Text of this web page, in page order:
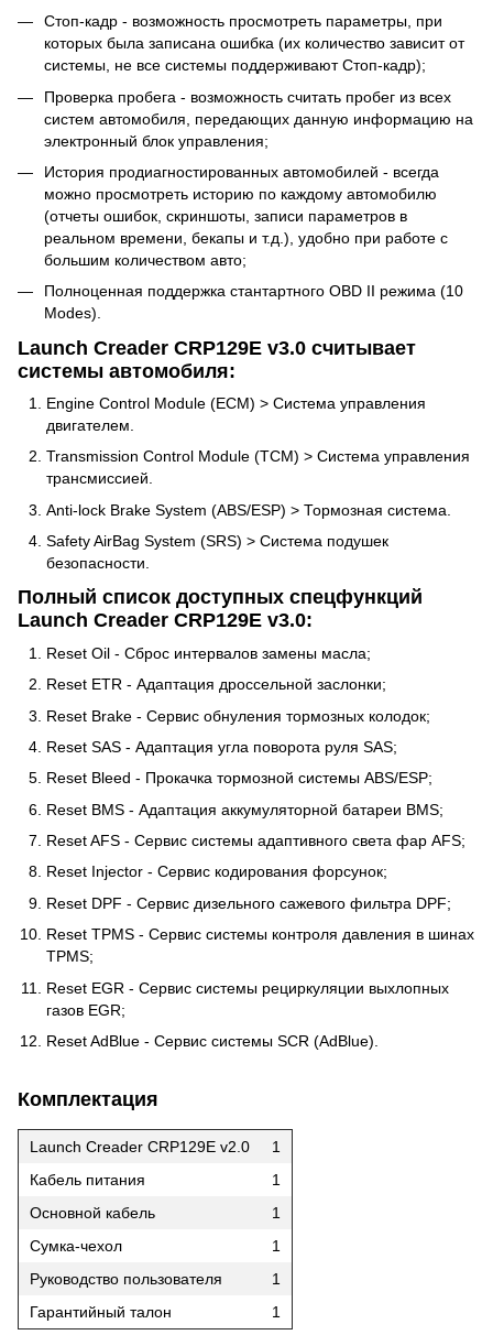
Cтоп-кадр - возможность просмотреть параметры, при
которых была записана ошибка (их количество зависит от
системы, не все системы поддерживают Стоп-кадр);
Проверка пробега - возможность считать пробег из всех
систем автомобиля, передающих данную информацию на
электронный блок управления;
История продиагностированных автомобилей - всегда
можно просмотреть историю по каждому автомобилю
(отчеты ошибок, скриншоты, записи параметров в
реальном времени, бекапы и т.д.), удобно при работе с
большим количеством авто;
Полноценная поддержка стантартного OBD II режима (10
Modes).
Launch Creader CRP129E v3.0 считывает
системы автомобиля:
Engine Control Module (ECM) > Система управления
двигателем.
Transmission Control Module (TCM) > Система управления
трансмиссией.
Anti-lock Brake System (ABS/ESP) > Тормозная система.
Safety AirBag System (SRS) > Система подушек
безопасности.
Полный список доступных спецфункций
Launch Creader CRP129E v3.0:
Reset Oil - Сброс интервалов замены масла;
Reset ETR - Адаптация дроссельной заслонки;
Reset Brake - Сервис обнуления тормозных колодок;
Reset SAS - Адаптация угла поворота руля SAS;
Reset Bleed - Прокачка тормозной системы ABS/ESP;
Reset BMS - Адаптация аккумуляторной батареи BMS;
Reset AFS - Сервис системы адаптивного света фар AFS;
Reset Injector - Сервис кодирования форсунок;
Reset DPF - Сервис дизельного сажевого фильтра DPF;
Reset TPMS - Сервис системы контроля давления в шинах
TPMS;
Reset EGR - Сервис системы рециркуляции выхлопных
газов EGR;
Reset AdBlue - Сервис системы SCR (AdBlue).
Комплектация
Launch Creader CRP129E v2.0
1
Кабель питания
1
Основной кабель
1
Сумка-чехол
1
Руководство пользователя
1
Гарантийный талон
1